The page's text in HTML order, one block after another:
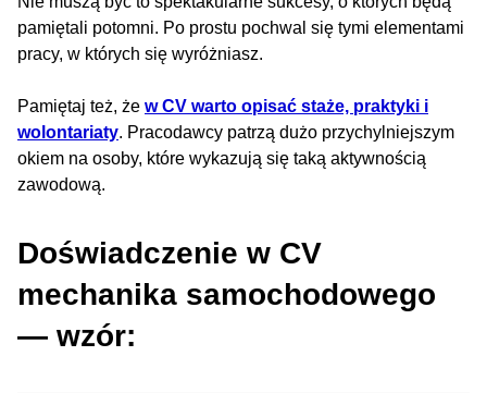
pamiętali potomni. Po prostu pochwal się tymi elementami
pracy, w których się wyróżniasz.
Pamiętaj też, że w CV warto opisać staże, praktyki i
wolontariaty. Pracodawcy patrzą dużo przychylniejszym
okiem na osoby, które wykazują się taką aktywnością
zawodową.
Doświadczenie w CV
mechanika samochodowego
— wzór: